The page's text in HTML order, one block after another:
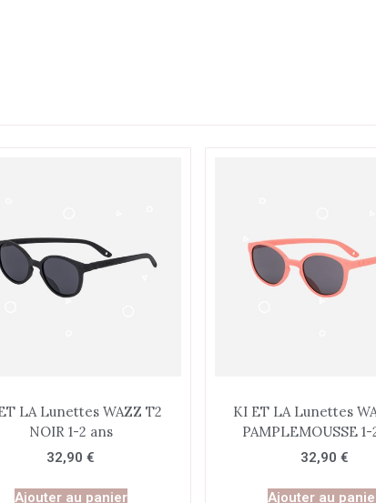
LA Lunettes WAZZ T2
NOIR 1-2 ans
32,90€
Ajouter au panier
KI ET LA Lunettes
PAMPLEMOUSSE
32,90 €
Ajouter au